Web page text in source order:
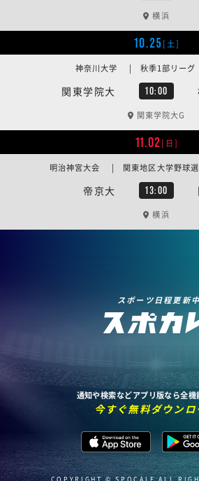
横浜
10.25[土]
関東学院大 10:00
神奈川大学 | 秋季1部リーグ
関東学院大G
11.02[日]
帝京大 13:00
明治神宮大会 | 関東地区大学野球選
横浜
スポーツ日程更新中
通知や検索などアプリ版なら全機
今すぐ無料ダウン